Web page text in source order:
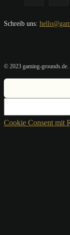
Schreib uns:
© 2023 gaming-
Cookie Consent mit